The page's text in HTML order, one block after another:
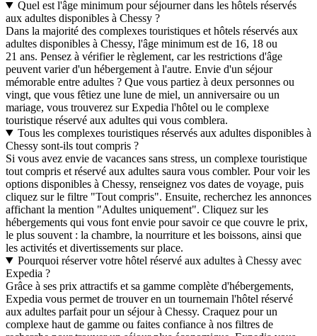
Quel est l'âge minimum pour séjourner dans les hôtels réservés
aux adultes disponibles à Chessy ?
Dans la majorité des complexes touristiques et hôtels réservés aux
adultes disponibles à Chessy, l'âge minimum est de 16, 18 ou
21 ans. Pensez à vérifier le règlement, car les restrictions d'âge
peuvent varier d'un hébergement à l'autre. Envie d'un séjour
mémorable entre adultes ? Que vous partiez à deux personnes ou
vingt, que vous fêtiez une lune de miel, un anniversaire ou un
mariage, vous trouverez sur Expedia l'hôtel ou le complexe
touristique réservé aux adultes qui vous comblera.
Tous les complexes touristiques réservés aux adultes disponibles à
Chessy sont-ils tout compris ?
Si vous avez envie de vacances sans stress, un complexe touristique
tout compris et réservé aux adultes saura vous combler. Pour voir les
options disponibles à Chessy, renseignez vos dates de voyage, puis
cliquez sur le filtre "Tout compris". Ensuite, recherchez les annonces
affichant la mention "Adultes uniquement". Cliquez sur les
hébergements qui vous font envie pour savoir ce que couvre le prix,
le plus souvent : la chambre, la nourriture et les boissons, ainsi que
les activités et divertissements sur place.
Pourquoi réserver votre hôtel réservé aux adultes à Chessy avec
Expedia ?
Grâce à ses prix attractifs et sa gamme complète d'hébergements,
Expedia vous permet de trouver en un tournemain l'hôtel réservé
aux adultes parfait pour un séjour à Chessy. Craquez pour un
complexe haut de gamme ou faites confiance à nos filtres de